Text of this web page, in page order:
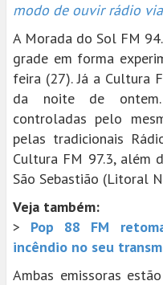
modo de ouvir rádio
A Morada do Sol FM
grade em forma
feira (27). Já a Cultura
da noite de
controladas pelo
pelas tradicionais
Cultura FM 97.3, além
São Sebastião (Litoral
Veja também:
> Pop 88 FM
incêndio no seu
Ambas emissoras